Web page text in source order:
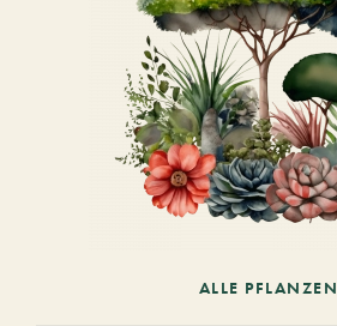
ALLE PFLANZEN